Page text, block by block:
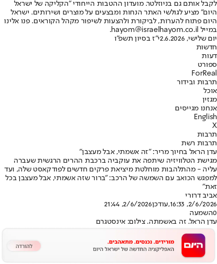
לקבל אותם גם בניוזלטר. מועדון ההטבות הייחודי "הקליקה של ישראל
היום" מציע לגולשי האתר הנחות ומבצעים על מוצרים ושירותים. ישראל
היום פתוח להערות, לביקורת ולהצעות לשיפור מקהל הקוראים. פנו אלינו
במייל hayom@israelhayom.co.il.
יום שלישי, 2.6.2026
י"ז בסיון תשפ"ו
חדשות
דעות
ספורט
ForReal
תרבות ובידור
אוכל
מגזין
אנחנו מגייסים
English
X
תרבות
תרבות רשת
עדן הראל בחיוך מריר: "זה אשמתי, אבל מעצבן"
מגישת הטלוויזיה שיתפה את עוקביה ברכבת ההרים הרגשית שעברה
עליה - מהתלהבות מוחלטת מיציאת פרקים חדשים לפודקאסט שלה, ועד
למפגש הכואב עם השמשה של הרכב: "ברור שזה אשמתי, אבל מעצבן בכל
זאת"
אביב דרורי
2/6/2026, 16:33
,עודכן2/6/2026, 21:44
0השמעה
עדן הראל. זה באשמתה. צילום: אינסטגרם